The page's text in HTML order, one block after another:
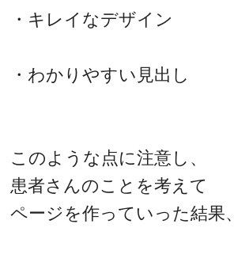
・キレイなデザイン
・わかりやすい見出し
このような点に注意し、
患者さんのことを考えて
ページを作っていった結果、